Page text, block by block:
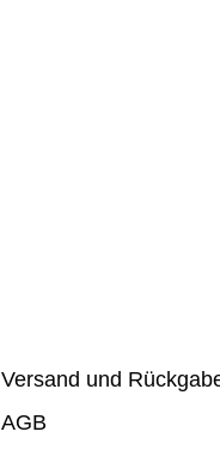
Versand und
AGB